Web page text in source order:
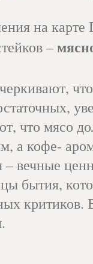
на карте
–
что мясо
а кофе-
– вечные
бытия,
критиков.